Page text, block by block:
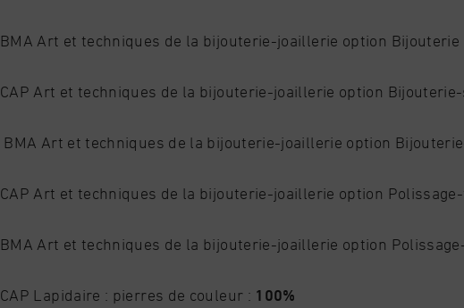
BMA Art et techniques de la bijouterie-joaillerie option
CAP Art et techniques de la bijouterie-joaillerie option
BMA Art et techniques de la bijouterie-joaillerie option
CAP Art et techniques de la bijouterie-joaillerie option
BMA Art et techniques de la bijouterie-joaillerie option
CAP Lapidaire : pierres de couleur : 100%